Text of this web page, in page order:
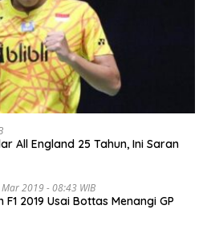
All England 25 Tahun, Ini Saran
2019 - 08:43 WIB
F1 2019 Usai Bottas Menangi GP